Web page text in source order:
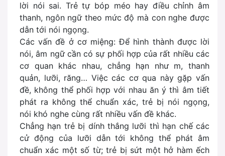
lời nói sai. Trẻ tự bóp méo hay điều chỉnh âm
thanh, ngôn ngữ theo mức độ mà con nghe được
dẫn tới nói ngọng.
Các vấn đề ở cơ miệng: Để hình thành được lời
nói, âm ngữ cần có sự phối hợp của rất nhiều các
cơ quan khác nhau, chẳng hạn như m, thanh
quản, lưỡi, răng… Việc các cơ qua này gặp vấn
đề, không thể phối hợp với nhau ăn ý thì âm tiết
phát ra không thể chuẩn xác, trẻ bị nói ngọng,
nói khó nghe cùng rất nhiều vấn đề khác.
Chẳng hạn trẻ bị dính thắng lưỡi thì hạn chế các
cử động của lưỡi dẫn tới không thể phát âm
chuẩn xác một số từ; trẻ bị sứt một hở hàm ếch